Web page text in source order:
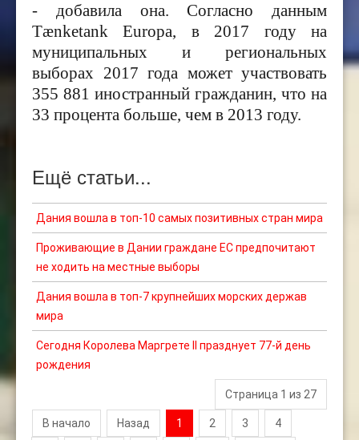
- добавила она. Согласно данным
Tænketank Europa, в 2017 году на
муниципальных и региональных
выборах 2017 года может участвовать
355 881 иностранный гражданин, что на
33 процента больше, чем в 2013 году.
Ещё статьи...
Дания вошла в топ-10 самых позитивных стран мира
Проживающие в Дании граждане ЕС предпочитают
не ходить на местные выборы
Дания вошла в топ-7 крупнейших морских держав
мира
Сегодня Королева Маргрете II празднует 77-й день
рождения
Страница 1 из 27
В начало Назад 1 2 3 4